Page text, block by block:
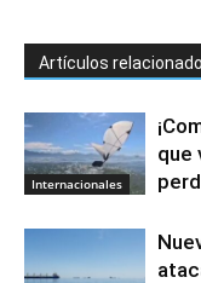
Artículos
Internacionales
que